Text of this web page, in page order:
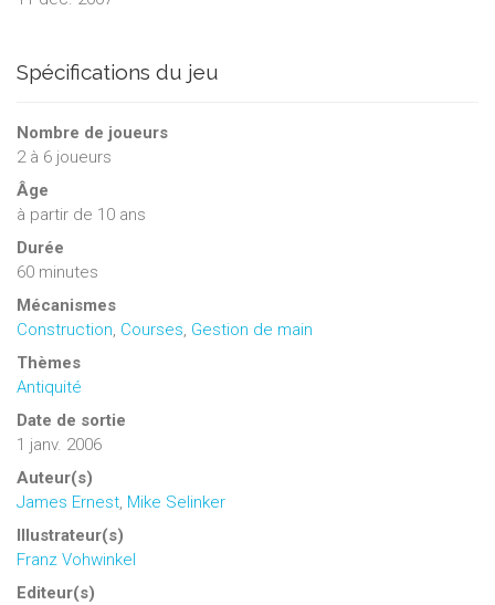
Spécifications du jeu
Nombre de joueurs
2à 6 joueurs
Âge
à partir de 10 ans
Durée
60 minutes
Mécanismes
Construction, Courses, Gestion de main
Thèmes
Antiquité
Date de sortie
1 janv. 2006
Auteur(s)
James Ernest, Mike Selinker
Illustrateur(s)
Franz Vohwinkel
Editeur(s)